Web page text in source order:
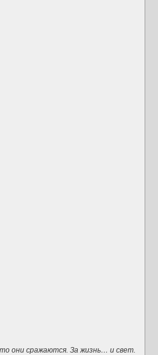
они сражаются. За жизнь… и свет.